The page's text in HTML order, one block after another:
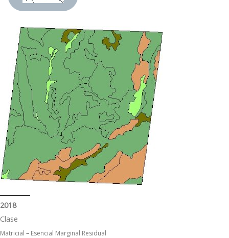
2018
Clase
Matricial – Esencial Marginal Residual